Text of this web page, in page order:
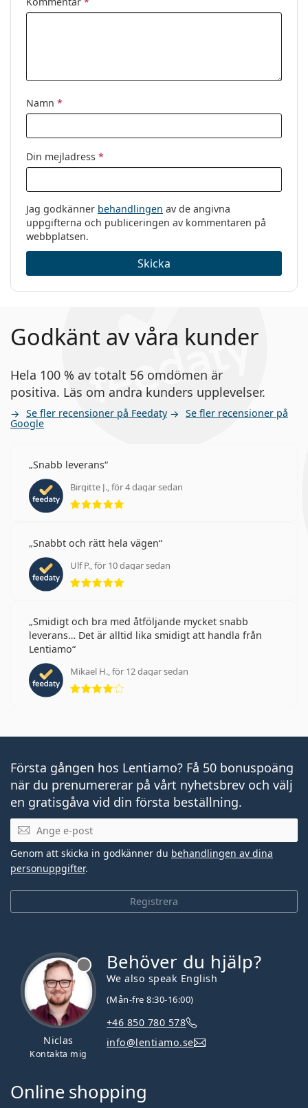
Namn *
Din mejladress *
Jag godkänner behandlingen av de angivna
uppgifterna och publiceringen av kommentaren på
webbplatsen.
Skicka
Godkänt av våra kunder
Hela 100 % av totalt 56 omdömen är
positiva. Läs om andra kunders upplevelser.
Se fler recensioner på Feedaty Se fler recensioner på
Google
Snabb leverans
Birgitte J., för 4 dagar sedan
Betyg 5 av 5
Snabbt och rätt hela vägen
Ulf P., för 10 dagar sedan
Betyg 5 av 5
Smidigt och bra med åtföljande mycket snabb
leverans… Det är alltid lika smidigt att handla från
Lentiamo
Mikael H., för 12 dagar sedan
Betyg 4 av 5
Första gången hos Lentiamo? Få 50 bonuspoäng
när du prenumererar på vårt nyhetsbrev och välj
en gratisgåva vid din första beställning.
Mejladress
Registrera
Genom att skicka in godkänner du behandlingen av dina
personuppgifter.
Niclas
Kontakta mig
Behöver du hjälp?
We also speak English
(Mån-fre 8:30-16:00)
+46 850 780 578
info@lentiamo.se
Online shopping